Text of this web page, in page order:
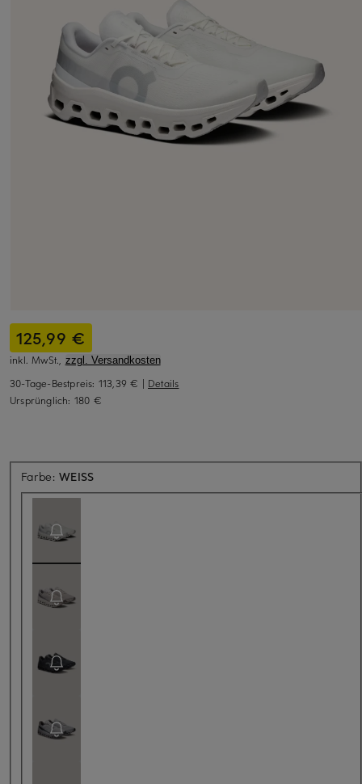
125,99 €
inkl. MwSt., zzgl. Versandkosten
30-Tage-Bestpreis: 113,39 € | Details
Ursprünglich: 180 €
Farbe:WEISSAktuell nicht verfügbar